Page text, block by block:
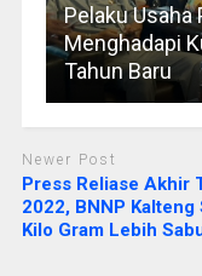
Pelaku Usaha
Menghadapi
Tahun Baru
Newer Post
Press Reliase Akhir
2022, BNNP Kalteng
Kilo Gram Lebih